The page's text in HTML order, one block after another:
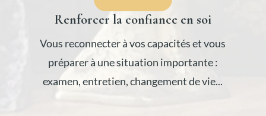
Renforcer la confiance en soi
Vous reconnecter à vos capacités et vous
préparer à une situation importante :
examen, entretien, changement de vie...